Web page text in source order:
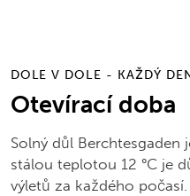
DOLE V DOLE - KAŽDÝ
Otevírací doba
Solný důl Berchtesgaden
stálou teplotou 12 °C je
výletů za každého